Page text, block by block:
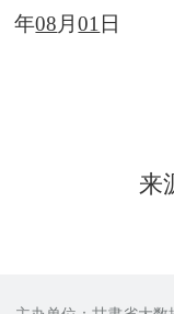
年08月01 日
来